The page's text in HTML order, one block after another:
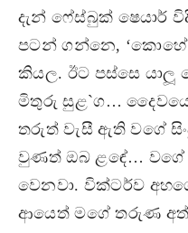
දැන් ෆේස්බුක් ෂෙයාර්
පටන් ගන්නෙ,
කියල. ඊට පස්සෙ
මිතුරු සුළ`ග…
තරුත් වැසී ඇති වගේ
වුණත් ඔබ ළඳේ… වගේ
වෙනවා. වික්ටර්ව
ආයෙත් මගේ තරුණ